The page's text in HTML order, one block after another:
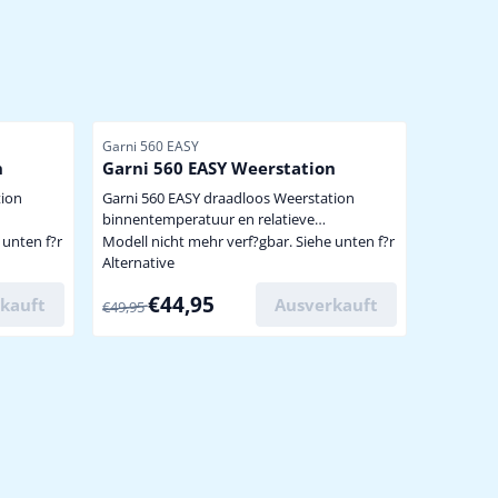
f?r
Artikelnummer
Garni 560 EASY
Garni 560 EASY Weerstation
Garni 560 EASY draadloos Weerstation
binnentemperatuur en relatieve
binnenluchtvochtigheid buitentemperatuur
en relatieve buitenluchtvochtigheid d.m.v.
uitbreidbaar met nog 3 stuks draadloze
Modell nicht mehr verf?gbar. Siehe unten f?r
Alternative
Von 49,95 für 44,95
€49,95€44,95 Ausverkauft